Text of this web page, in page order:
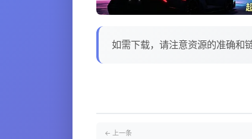
如需下载，请注意资源的准确和
← 上一条